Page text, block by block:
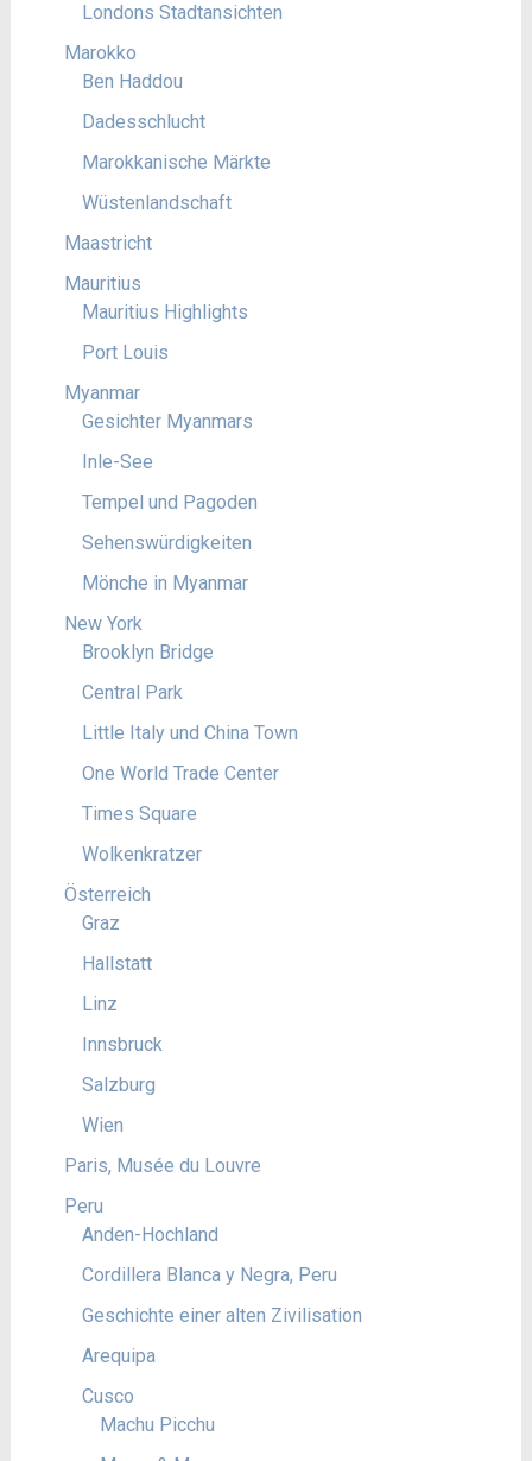
Londons Stadtansichten
Marokko
Ben Haddou
Dadesschlucht
Marokkanische Märkte
Wüstenlandschaft
Maastricht
Mauritius
Mauritius Highlights
Port Louis
Myanmar
Gesichter Myanmars
Inle-See
Tempel und Pagoden
Sehenswürdigkeiten
Mönche in Myanmar
New York
Brooklyn Bridge
Central Park
Little Italy und China Town
One World Trade Center
Times Square
Wolkenkratzer
Österreich
Graz
Hallstatt
Linz
Innsbruck
Salzburg
Wien
Paris, Musée du Louvre
Peru
Anden-Hochland
Cordillera Blanca y Negra, Peru
Geschichte einer alten Zivilisation
Arequipa
Cusco
Machu Picchu